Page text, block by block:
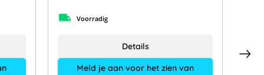
Voorradig
Meld je aan voor het zien van
Details